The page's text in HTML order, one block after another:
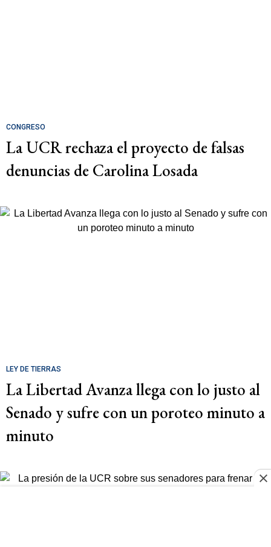
CONGRESO
La UCR rechaza el proyecto de falsas
denuncias de Carolina Losada
LEY DE TIERRAS
La Libertad Avanza llega con lo justo al
Senado y sufre con un poroteo minuto a
minuto